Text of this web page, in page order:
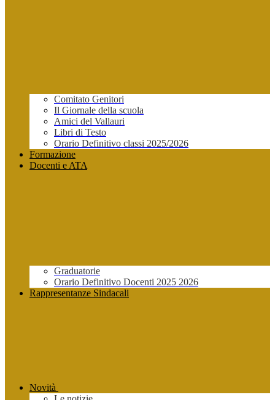
Comitato Genitori
Il Giornale della scuola
Amici del Vallauri
Libri di Testo
Orario Definitivo classi 2025/2026
Formazione
Docenti e ATA
Graduatorie
Orario Definitivo Docenti 2025 2026
Rappresentanze Sindacali
Novità